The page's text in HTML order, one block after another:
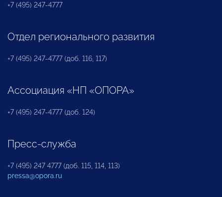
+7 (495) 247-4777
Отдел регионального развития
+7 (495) 247-4777 (доб. 116, 117)
Ассоциация «НП «ОПОРА»
+7 (495) 247-4777 (доб. 124)
Пресс-служба
+7 (495) 247 4777 (доб. 115, 114, 113)
pressa@opora.ru